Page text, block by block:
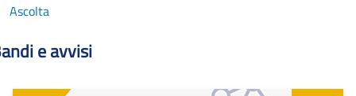
Ascolta
e avvisi